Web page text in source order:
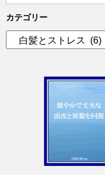
カテゴリー
テ